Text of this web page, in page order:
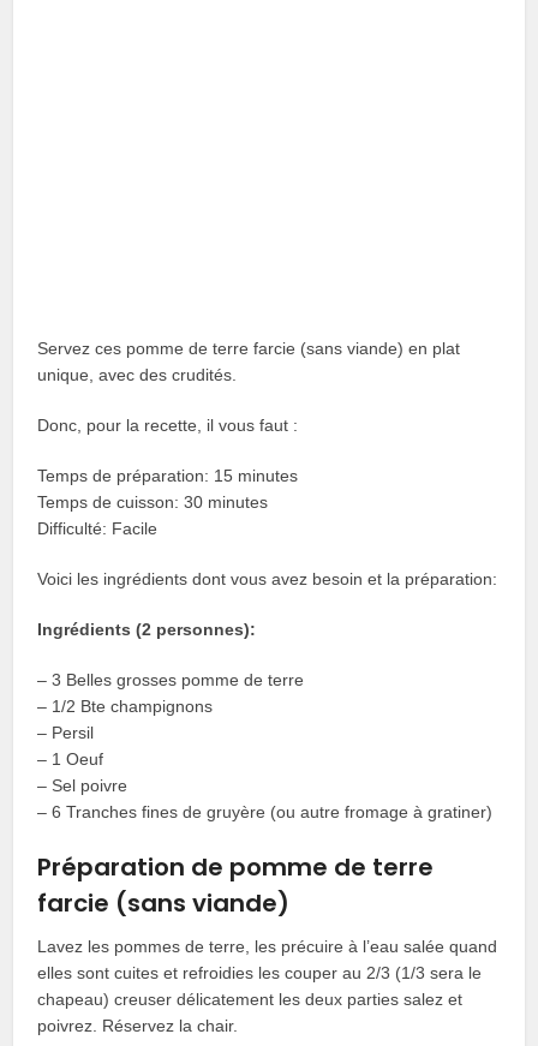
Servez ces pomme de terre farcie (sans viande) en plat
unique, avec des crudités.
Donc, pour la recette, il vous faut :
Temps de préparation: 15 minutes
Temps de cuisson: 30 minutes
Difficulté: Facile
Voici les ingrédients dont vous avez besoin et la préparation:
Ingrédients (2 personnes):
– 3 Belles grosses pomme de terre
– 1/2 Bte champignons
– Persil
– 1 Oeuf
– Sel poivre
– 6 Tranches fines de gruyère (ou autre fromage à gratiner)
Préparation de pomme de terre
farcie (sans viande)
Lavez les pommes de terre, les précuire à l’eau salée quand
elles sont cuites et refroidies les couper au 2/3 (1/3 sera le
chapeau) creuser délicatement les deux parties salez et
poivrez. Réservez la chair.